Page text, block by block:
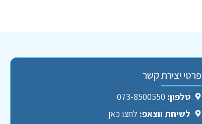
פרטי יצירת קשר
טלפון: 073-8500550
לשיחת ווצאפ: לחצו כאן